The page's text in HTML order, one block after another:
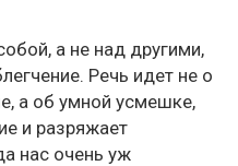
а не над другими,
Речь идет не о
а об умной усмешке,
и разряжает
нас очень уж